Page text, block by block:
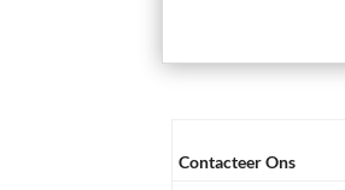
Contacteer Ons